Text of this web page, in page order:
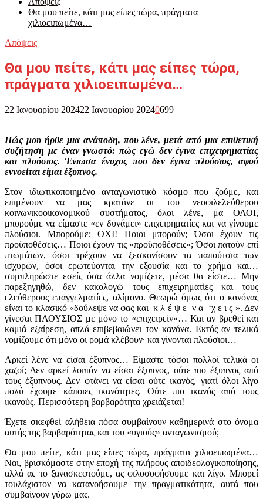
Θα μου πείτε, κάτι μας είπες τώρα, πράγματα
χιλιοειπωμένα…
Απόψεις
Θα μου πείτε, κάτι μας είπες τώρα,
πράγματα χιλιοειπωμένα…
22 Ιανουαρίου 202422 Ιανουαρίου 20240699
Πώς μου ήρθε μια ανάποδη, που λένε, μετά από μια επιθετική
συζήτηση με έναν γνωστό: πώς εγώ δεν έγινα επιχειρηματίας
και πλούσιος. Ένιωσα ένοχος που δεν έγινα πλούσιος, αφού
εννοείται είμαι έξυπνος.
Στον ιδιωτικοποιημένο ανταγωνιστικό κόσμο που ζούμε, και
επιμένουν να μας κρατάνε οι του νεοφιλελεύθερου
κοινωνικοοικονομικού συστήματος, όλοι λένε, μα ΟΛΟΙ,
μπορούμε να είμαστε «εν δυνάμει» επιχειρηματίες και να γίνουμε
πλούσιοι. Μπορούμε; ΟΧΙ! Ποιοι μπορούν; Όσοι έχουν τις
προϋποθέσεις… Ποιοι έχουν τις «προϋποθέσεις»; Όσοι πατούν επί
πτωμάτων, όσοι τρέχουν να ξεσκονίσουν τα παπούτσια των
ισχυρών, όσοι ερωτεύονται την εξουσία και το χρήμα και…
συμπληρώστε εσείς όσα άλλα νομίζετε, μέσα θα είστε… Μην
παρεξηγηθώ, δεν κακολογώ τους επιχειρηματίες και τους
ελεύθερους επαγγελματίες, αλίμονο. Θεωρώ όμως ότι ο κανόνας
είναι το κλασικό «δούλεψε να φας και κ λ έ ψ ε ν α ‘χ ε ι ς ». Δεν
γίνεσαι ΠΛΟΥΣΙΟΣ με μόνο το «επιχειρείν»… Και αν βρεθεί και
καμιά εξαίρεση, απλά επιβεβαιώνει τον κανόνα. Εκτός αν τελικά
νομίζουμε ότι μόνο οι ρομά κλέβουν∙ και γίνονται πλούσιοι…
Αρκεί λένε να είσαι έξυπνος… Είμαστε τόσοι πολλοί τελικά οι
χαζοί; Δεν αρκεί λοιπόν να είσαι έξυπνος, ούτε πιο έξυπνος από
τους έξυπνους. Δεν φτάνει να είσαι ούτε ικανός, γιατί όλοι λίγο
πολύ έχουμε κάποιες ικανότητες. Ούτε πιο ικανός από τους
ικανούς. Περισσότερη βαρβαρότητα χρειάζεται!
Έχετε σκεφθεί αλήθεια πόσα συμβαίνουν καθημερινά στο όνομα
αυτής της βαρβαρότητας και του «υγιούς» ανταγωνισμού;
Θα μου πείτε, κάτι μας είπες τώρα, πράγματα χιλιοειπωμένα…
Ναι, βρισκόμαστε στην εποχή της πλήρους αποιδεολογικοποίησης,
αλλά ας το ξανασκεφτούμε, ας φιλοσοφήσουμε και λίγο. Μπορεί
τουλάχιστον να κατανοήσουμε την πραγματικότητα, αυτά που
συμβαίνουν γύρω μας.